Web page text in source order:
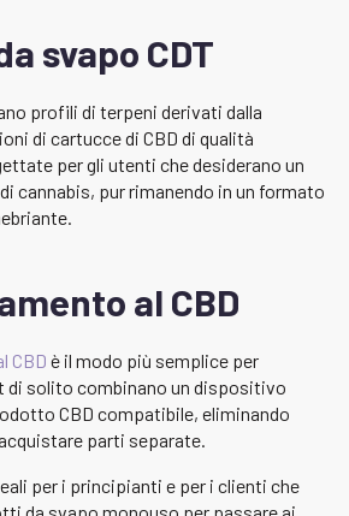
svapo CDT
profili di terpeni derivati dalla
di cartucce di CBD di qualità
per gli utenti che desiderano un
cannabis, pur rimanendo in un formato
al CBD
CBD è il modo più semplice per
di solito combinano un dispositivo
CBD compatibile, eliminando
parti separate.
per i principianti e per i clienti che